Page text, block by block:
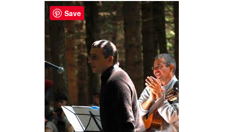
Save